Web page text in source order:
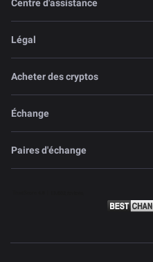
Centre d'assistance
Légal
Acheter des cryptos
Échange
Paires d'échange